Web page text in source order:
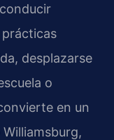
desplazarse
o
en un